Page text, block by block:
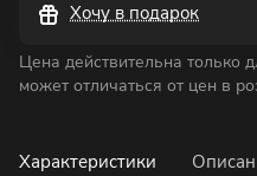
Хочу в подарок
Цена действительна только
может отличаться от цен в
Характеристики